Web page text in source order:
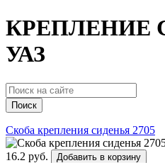
КРЕПЛЕНИЕ
УАЗ
Поиск
Скоба крепления сиденья 2705
16.2 руб. Добавить в корзину